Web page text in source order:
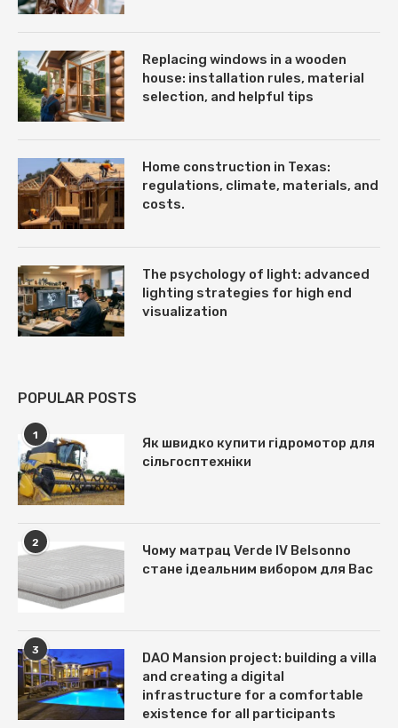
Replacing windows in a wooden
house: installation rules, material
selection, and helpful tips
Home construction in Texas:
regulations, climate, materials, and
costs.
The psychology of light: advanced
lighting strategies for high end
visualization
POPULAR POSTS
1
Як швидко купити гідромотор для
сільгосптехніки
2
Чому матрац Verde IV Belsonno
стане ідеальним вибором для Вас
3
DAO Mansion project: building a villa
and creating a digital
infrastructure for a comfortable
existence for all participants